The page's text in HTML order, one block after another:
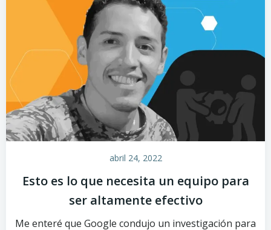
abril 24, 2022
Esto es lo que necesita un equipo para
ser altamente efectivo
Me enteré que Google condujo un investigación para